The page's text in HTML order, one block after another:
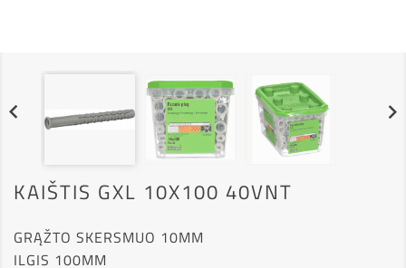
 
KAIŠTIS GXL 10X100 40VNT
GRĄŽTO SKERSMUO 10MM
ILGIS 100MM